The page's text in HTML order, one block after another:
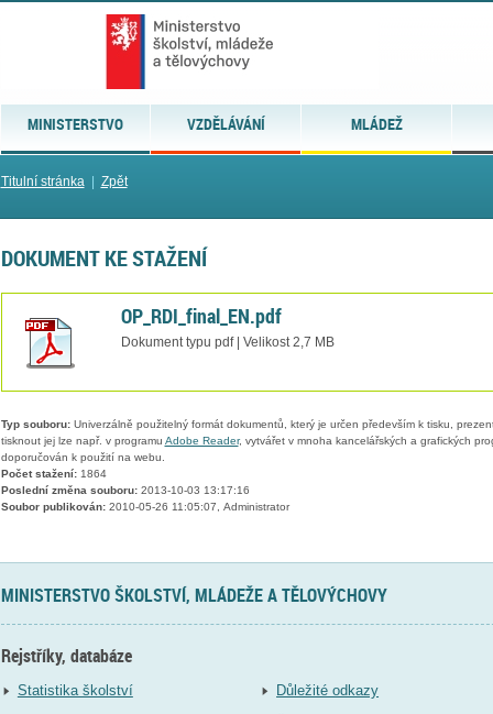
MINISTERSTVO VZDĚLÁVÁNÍ MLÁDEŽ
Titulní stránka| Zpět
DOKUMENT KE STAŽENÍ
OP_RDI_final_EN.pdf
Dokument typu pdf | Velikost 2,7 MB
Typ souboru:Univerzálně použitelný formát dokumentů, který je určen především k tisku,
tisknout jej lze např. v programu Adobe Reader, vytvářet v mnoha kancelářských a grafických
doporučován k použití na webu.
Počet stažení:1864
Poslední změna souboru:2013-10-03 13:17:16
Soubor publikován:2010-05-26 11:05:07, Administrator
MINISTERSTVO ŠKOLSTVÍ, MLÁDEŽE A TĚLOVÝCHOVY
Rejstříky, databáze
Statistika školství
Důležité odkazy